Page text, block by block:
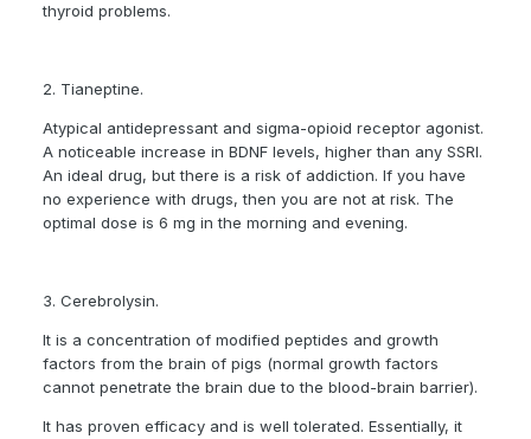
thyroid problems.
2. Tianeptine.
Atypical antidepressant and sigma-opioid receptor agonist.
A noticeable increase in BDNF levels, higher than any SSRI.
An ideal drug, but there is a risk of addiction. If you have
no experience with drugs, then you are not at risk. The
optimal dose is 6 mg in the morning and evening.
3. Cerebrolysin.
It is a concentration of modified peptides and growth
factors from the brain of pigs (normal growth factors
cannot penetrate the brain due to the blood-brain barrier).
It has proven efficacy and is well tolerated. Essentially, it